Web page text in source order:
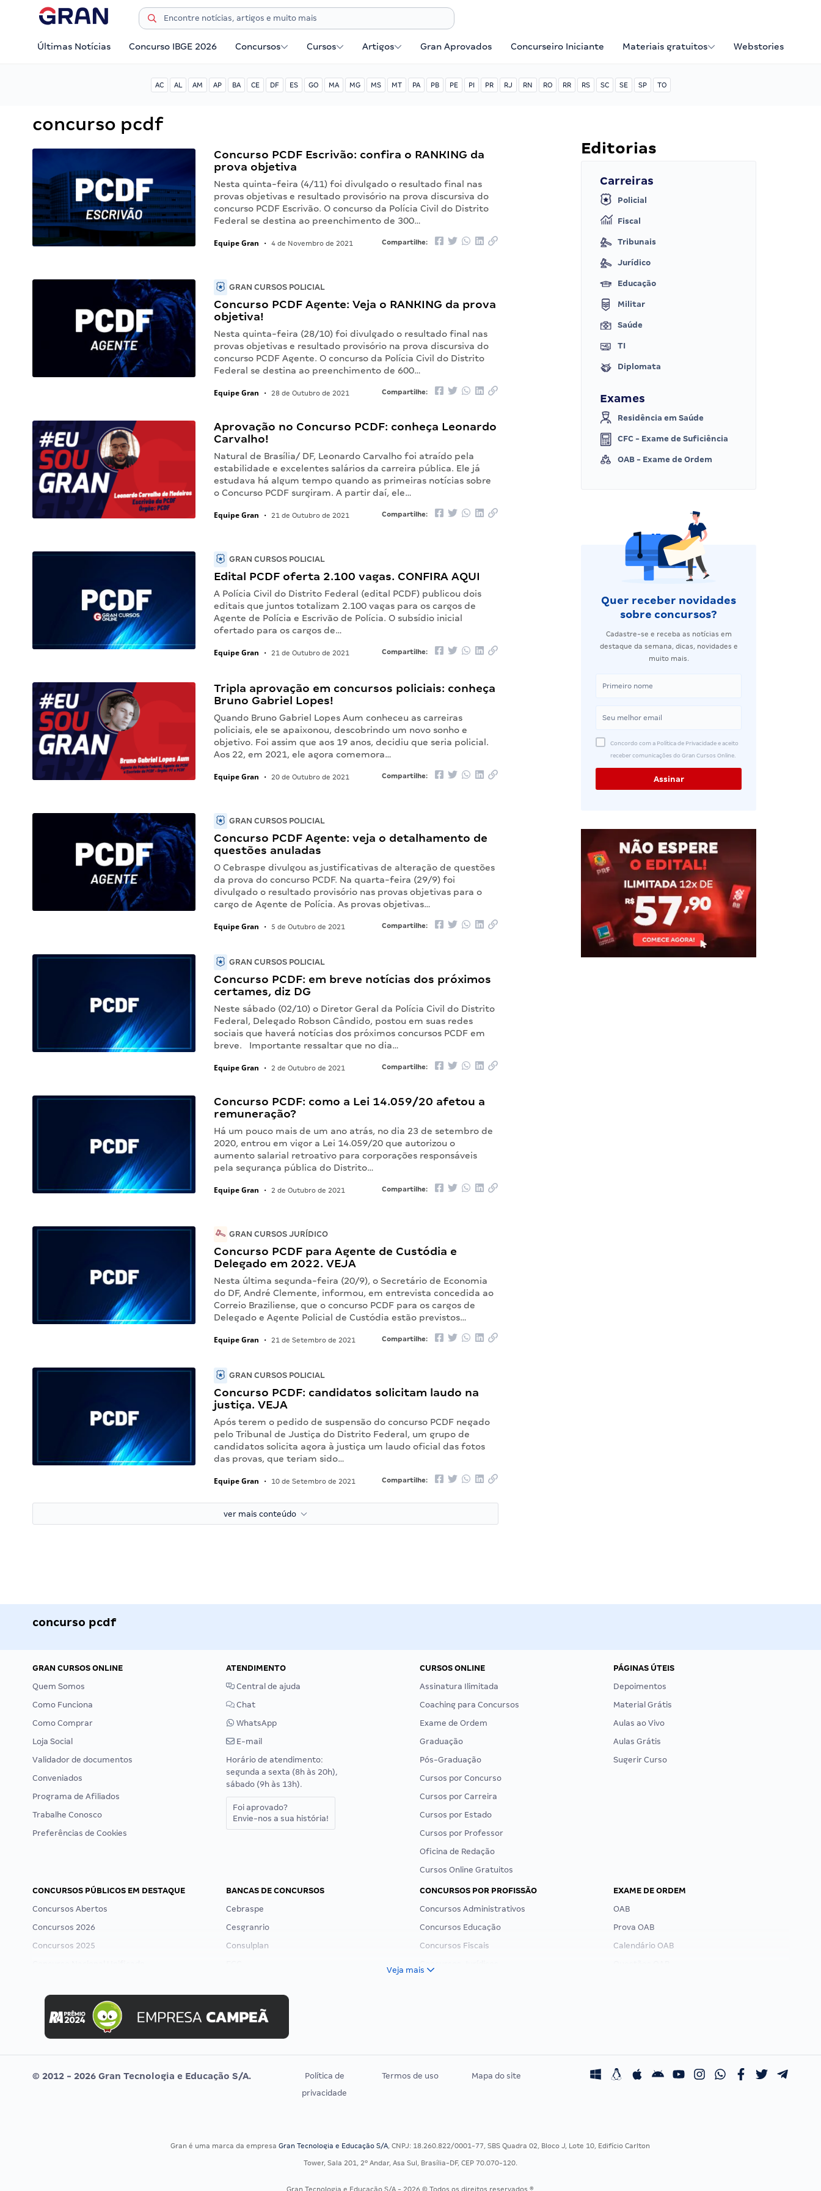
Últimas Notícias Concurso IBGE 2026 Concursos Cursos Artigos Gran Aprovados Concurseiro Iniciante Materiais gratuitos Webstories
AC AL AM AP BA CE DF ES GO MA MG MS MT PA PB PE PI PR RJ RN RO RR RS SC SE SP TO
concurso pcdf
Concurso PCDF Escrivão: confira o RANKING da
prova objetiva
Nesta quinta-feira (4/11) foi divulgado o resultado final nas
provas objetivas e resultado provisório na prova discursiva do
concurso PCDF Escrivão. O concurso da Polícia Civil do Distrito
Federal se destina ao preenchimento de 300…
Equipe Gran • 4 de Novembro de 2021 Compartilhe:
GRAN CURSOS POLICIAL
Concurso PCDF Agente: Veja o RANKING da prova
objetiva!
Nesta quinta-feira (28/10) foi divulgado o resultado final nas
provas objetivas e resultado provisório na prova discursiva do
concurso PCDF Agente. O concurso da Polícia Civil do Distrito
Federal se destina ao preenchimento de 600…
Equipe Gran • 28 de Outubro de 2021 Compartilhe:
Aprovação no Concurso PCDF: conheça Leonardo
Carvalho!
Natural de Brasília/ DF, Leonardo Carvalho foi atraído pela
estabilidade e excelentes salários da carreira pública. Ele já
estudava há algum tempo quando as primeiras notícias sobre
o Concurso PCDF surgiram. A partir daí, ele…
Equipe Gran • 21 de Outubro de 2021 Compartilhe:
GRAN CURSOS POLICIAL
Edital PCDF oferta 2.100 vagas. CONFIRA AQUI
A Polícia Civil do Distrito Federal (edital PCDF) publicou dois
editais que juntos totalizam 2.100 vagas para os cargos de
Agente de Polícia e Escrivão de Polícia. O subsídio inicial
ofertado para os cargos de…
Equipe Gran • 21 de Outubro de 2021 Compartilhe:
Tripla aprovação em concursos policiais: conheça
Bruno Gabriel Lopes!
Quando Bruno Gabriel Lopes Aum conheceu as carreiras
policiais, ele se apaixonou, descobrindo um novo sonho e
objetivo. Foi assim que aos 19 anos, decidiu que seria policial.
Aos 22, em 2021, ele agora comemora…
Equipe Gran • 20 de Outubro de 2021 Compartilhe:
GRAN CURSOS POLICIAL
Concurso PCDF Agente: veja o detalhamento de
questões anuladas
O Cebraspe divulgou as justificativas de alteração de questões
da prova do concurso PCDF. Na quarta-feira (29/9) foi
divulgado o resultado provisório nas provas objetivas para o
cargo de Agente de Polícia. As provas objetivas…
Equipe Gran • 5 de Outubro de 2021 Compartilhe:
GRAN CURSOS POLICIAL
Concurso PCDF: em breve notícias dos próximos
certames, diz DG
Neste sábado (02/10) o Diretor Geral da Polícia Civil do Distrito
Federal, Delegado Robson Cândido, postou em suas redes
sociais que haverá notícias dos próximos concursos PCDF em
breve. Importante ressaltar que no dia…
Equipe Gran • 2 de Outubro de 2021 Compartilhe:
Concurso PCDF: como a Lei 14.059/20 afetou a
remuneração?
Há um pouco mais de um ano atrás, no dia 23 de setembro de
2020, entrou em vigor a Lei 14.059/20 que autorizou o
aumento salarial retroativo para corporações responsáveis
pela segurança pública do Distrito…
Equipe Gran • 2 de Outubro de 2021 Compartilhe:
GRAN CURSOS JURÍDICO
Concurso PCDF para Agente de Custódia e
Delegado em 2022. VEJA
Nesta última segunda-feira (20/9), o Secretário de Economia
do DF, André Clemente, informou, em entrevista concedida ao
Correio Braziliense, que o concurso PCDF para os cargos de
Delegado e Agente Policial de Custódia estão previstos…
Equipe Gran • 21 de Setembro de 2021 Compartilhe:
GRAN CURSOS POLICIAL
Concurso PCDF: candidatos solicitam laudo na
justiça. VEJA
Após terem o pedido de suspensão do concurso PCDF negado
pelo Tribunal de Justiça do Distrito Federal, um grupo de
candidatos solicita agora à justiça um laudo oficial das fotos
das provas, que teriam sido…
Equipe Gran • 10 de Setembro de 2021 Compartilhe:
ver mais conteúdo
Editorias
Carreiras
Policial
Fiscal
Tribunais
Jurídico
Educação
Militar
Saúde
TI
Diplomata
Exames
Residência em Saúde
CFC - Exame de Suficiência
OAB - Exame de Ordem
Quer receber novidades
sobre concursos?
Cadastre-se e receba as notícias em
destaque da semana, dicas, novidades e
muito mais.
Concordo com a Política de Privacidade e aceito
receber comunicações do Gran Cursos Online.
concurso pcdf
GRAN CURSOS ONLINE
Quem Somos
Como Funciona
Como Comprar
Loja Social
Validador de documentos
Conveniados
Programa de Afiliados
Trabalhe Conosco
Preferências de Cookies
ATENDIMENTO
Central de ajuda
Chat
WhatsApp
E-mail
Horário de atendimento:
segunda a sexta (8h às 20h),
sábado (9h às 13h).
Foi aprovado?
Envie-nos a sua história!
CURSOS ONLINE
Assinatura Ilimitada
Coaching para Concursos
Exame de Ordem
Graduação
Pós-Graduação
Cursos por Concurso
Cursos por Carreira
Cursos por Estado
Cursos por Professor
Oficina de Redação
Cursos Online Gratuitos
PÁGINAS ÚTEIS
Depoimentos
Material Grátis
Aulas ao Vivo
Aulas Grátis
Sugerir Curso
CONCURSOS PÚBLICOS EM DESTAQUE
Concursos Abertos
Concursos 2026
Concursos 2025
Concurso MPU
Editais publicados
BANCAS DE CONCURSOS
Cebraspe
Cesgranrio
Consulplan
Selecon
Uniase
Vunesp
CONCURSOS POR PROFISSÃO
Concursos Administrativos
Concursos Educação
Concursos Fiscais
Residência Multiprofissional
EXAME DE ORDEM
OAB
Prova OAB
Calendário OAB
Veja mais
© 2012 - 2026 Gran Tecnologia e Educação S/A.
Política de
privacidade
Termos de uso Mapa do site
Gran é uma marca da empresaGran Tecnologia e Educação S/A, CNPJ: 18.260.822/0001-77, SBS Quadra 02, Bloco J, Lote 10, Edifício Carlton
Tower, Sala 201, 2º Andar, Asa Sul, Brasília-DF, CEP 70.070-120.
Gran Tecnologia e Educação S/A - 2026 © Todos os direitos reservados ®